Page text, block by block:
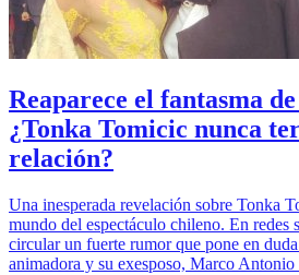
Reaparece el fantasma
¿Tonka Tomicic nunca
relación?
Una inesperada revelación sobre Tonka
mundo del espectáculo chileno. En redes
circular un fuerte rumor que pone en
animadora y su exesposo, Marco